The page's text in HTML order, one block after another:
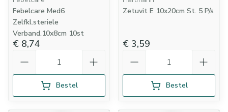
Febelcare Med6
Zelfkl.steriele
Verband.10x8cm 10st
€ 8,74
Bestel
Zetuvit E 10x20cm St. 5 P/s
€ 3,59
Bestel